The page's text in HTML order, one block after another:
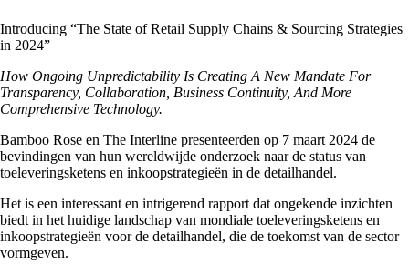
Introducing “The State of Retail Supply Chains & Sourcing Strategies
in 2024”
How Ongoing Unpredictability Is Creating A New Mandate For
Transparency, Collaboration, Business Continuity, And More
Comprehensive Technology.
Bamboo Rose en The Interline presenteerden op 7 maart 2024 de
bevindingen van hun wereldwijde onderzoek naar de status van
toeleveringsketens en inkoopstrategieën in de detailhandel.
Het is een interessant en intrigerend rapport dat ongekende inzichten
biedt in het huidige landschap van mondiale toeleveringsketens en
inkoopstrategieën voor de detailhandel, die de toekomst van de sector
vormgeven.